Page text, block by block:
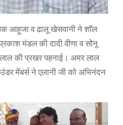
आहूजा व ढालू खेसवानी ने शॉल
मंडल की दादी वीणा व सोनू
की प्रखर पहनाई। अमर लाल
मेंबर्स ने एलानी जी को अभिनंदन